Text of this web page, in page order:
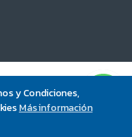
y Condiciones,
Más información